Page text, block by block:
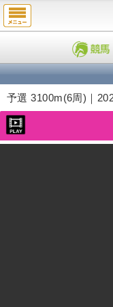
予選 3100m(6周)｜